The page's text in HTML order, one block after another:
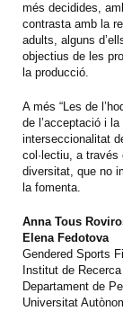
més decidides,
contrasta amb la
adults, alguns
objectius de les
la producció.
A més “Les de
de l’acceptació i
interseccionalitat
col·lectiu, a través
diversitat, que no
la fomenta.
Anna Tous
Elena Fedotova
Gendered Sports
Institut de
Departament de
Universitat